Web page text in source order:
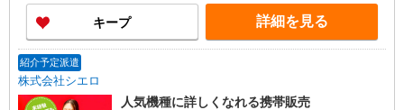
ィブ支給(規定有) ★月2回払い・週払い可能（規程
有）★ ゜・。○。・゜+゜・。○。・゜+゜
キープ 詳細を見る
紹介予定派遣
株式会社シエロ
人気機種に詳しくなれる携帯販売